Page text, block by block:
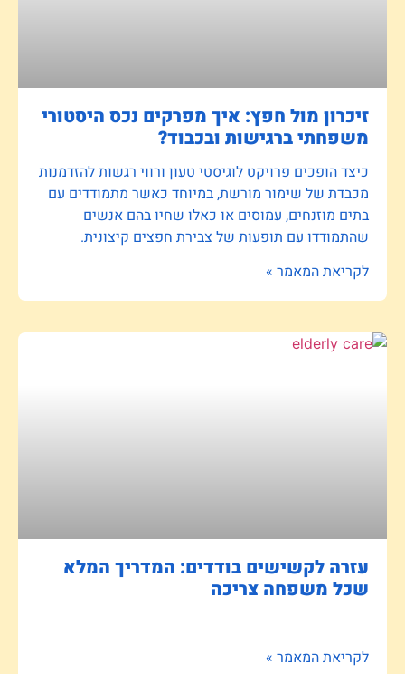
זיכרון מול חפץ: איך מפרקים נכס היסטורי
משפחתי ברגישות ובכבוד?
כיצד הופכים פרויקט לוגיסטי טעון ורווי רגשות להזדמנות
מכבדת של שימור מורשת, במיוחד כאשר מתמודדים עם
בתים מוזנחים, עמוסים או כאלו שחיו בהם אנשים
שהתמודדו עם תופעות של צבירת חפצים קיצונית.
לקריאת המאמר »
עזרה לקשישים בודדים: המדריך המלא
שכל משפחה צריכה
לקריאת המאמר »